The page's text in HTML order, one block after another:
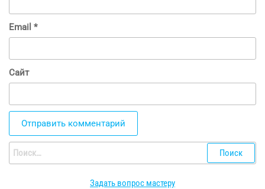
Email *
Сайт
Найти:
Задать вопрос мастеру